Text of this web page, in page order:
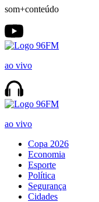
som+conteúdo
ao vivo
ao vivo
Copa 2026
Economia
Esporte
Política
Segurança
Cidades